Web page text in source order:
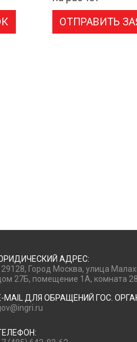
ОТПРАВИТЬ
АДРЕС:
Город Москва, улица
27Б, помещение 1А, комната
MAIL ДЛЯ ОБРАЩЕНИЙ ГОС.